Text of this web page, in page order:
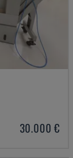
30.000 €